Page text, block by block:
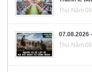
Thứ Năm
07.08.2026
Thứ Năm